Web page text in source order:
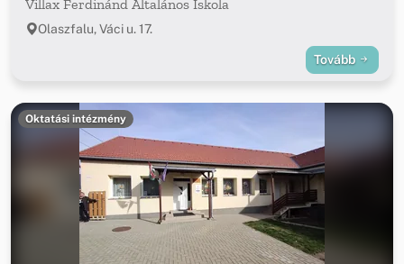
Villax Ferdinánd Általános Iskola
Olaszfalu, Váci u. 17.
Tovább
Oktatási intézmény